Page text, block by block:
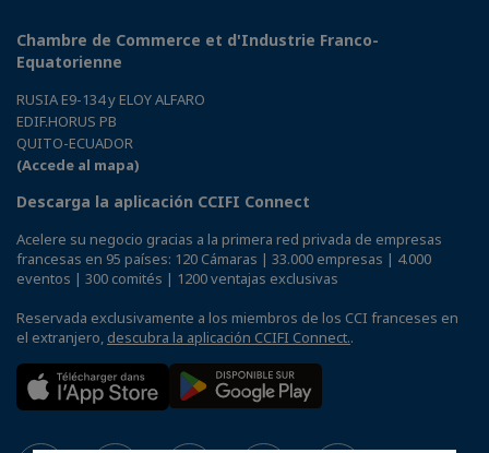
Chambre de Commerce et d'Industrie Franco-
Equatorienne
RUSIA E9-134 y ELOY ALFARO
EDIF.HORUS PB
QUITO-ECUADOR
(Accede al mapa)
Descarga la aplicación CCIFI Connect
Acelere su negocio gracias a la primera red privada de empresas
francesas en 95 países: 120 Cámaras | 33.000 empresas | 4.000
eventos | 300 comités | 1200 ventajas exclusivas
Reservada exclusivamente a los miembros de los CCI franceses en
el extranjero, descubra la aplicación CCIFI Connect..